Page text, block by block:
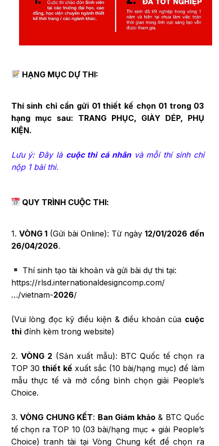
HẠNG MỤC DỰ THI:
Thí sinh chỉ cần gửi 01 thiết kế chọn 01 trong 03
hạng mục sau: TRANG PHỤC, GIÀY DÉP, PHỤ
KIỆN.
Lưu ý: Đây là cuộc thi cá nhânvà mỗi thí sinh chỉ
nộp 1 bài thi.
QUY TRÌNH CUỘC THI:
1. VÒNG 1(Gửi bài Online): Từ ngày12/01/2026 đến
26/04/2026.
Thí sinh tạo tài khoản và gửi bài dự thi tại:
https://rlsd.internationaldesigncomp.com/
…/vietnam-2026/
(Vui lòng đọc kỹ điều kiện & điều khoản của cuộc
thiđính kèm trong website)
2. VÒNG 2 (Sản xuất mẫu): BTC Quốc tế chọn ra
TOP 30thiết kế xuất sắc (10 bài/hạng mục) để làm
mẫu thực tế và mở cổng bình chọn giải People’s
Choice.
3.VÒNG CHUNG KẾT: Ban Giám khảo& BTC Quốc
tế chọn ra TOP 10 (03 bài/hạng mục + giải People’s
Choice) tranh tài tại Vòng Chung kết để chọn ra